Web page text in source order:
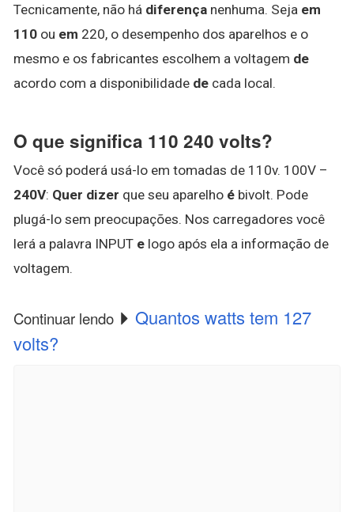
Tecnicamente, não há diferença nenhuma. Seja em
110 ou em 220, o desempenho dos aparelhos e o
mesmo e os fabricantes escolhem a voltagem de
acordo com a disponibilidade de cada local.
O que significa 110 240 volts?
Você só poderá usá-lo em tomadas de 110v. 100V –
240V: Quer dizer que seu aparelho é bivolt. Pode
plugá-lo sem preocupações. Nos carregadores você
lerá a palavra INPUT e logo após ela a informação de
voltagem.
Continuar lendo
Quantos watts tem 127
volts?